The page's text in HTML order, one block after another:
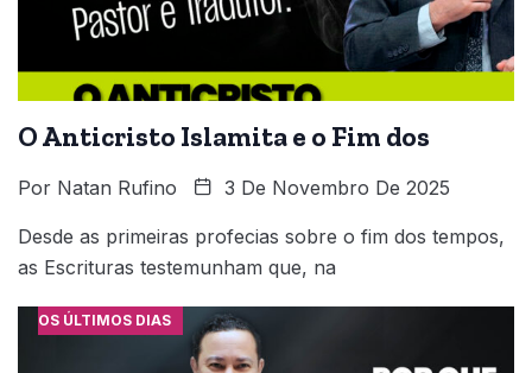
O Anticristo Islamita e o Fim dos
Por Natan Rufino 3 De Novembro De 2025
Desde as primeiras profecias sobre o fim dos tempos,
as Escrituras testemunham que, na
OS ÚLTIMOS DIAS